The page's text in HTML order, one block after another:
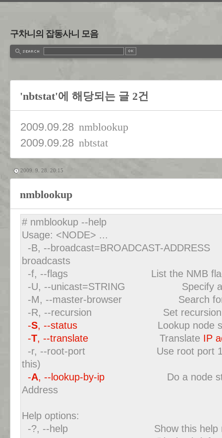
구차니의 잡동사니 모음
'nbtstat'에 해당되는 글 2건
2009.09.28 nmblookup
2009.09.28 nbtstat
2009. 9. 28. 20:15
nmblookup
# nmblookup --help
Usage: <NODE> ...
-B, --broadcast=BROADCAST-
broadcasts
-f, --flags List the NMB flags
-U, --unicast=STRING Specify
-M, --master-browser Search for a
-R, --recursion Set recursion
-S, --status Lookup node
-T, --translate Translate IP
-r, --root-port Use root port 137
this)
-A, --lookup-by-ip Do a node status
Address
Help options:
-?, --help Show this help